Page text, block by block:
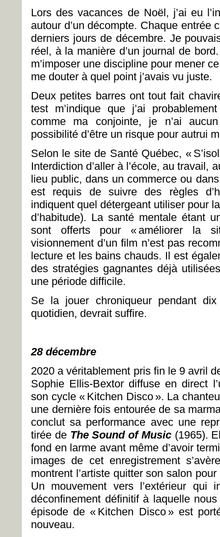
Lors des vacances de Noël, j’ai eu
autour d’un décompte. Chaque entrée
derniers jours de décembre. Je
réel, à la manière d’un journal de
m’imposer une discipline pour mener
me douter à quel point j’avais vu juste.
Deux petites barres ont tout fait
test m’indique que j’ai
comme ma conjointe, je n’ai
possibilité d’être un risque pour autrui
Selon le site de Santé Québec, «
Interdiction d’aller à l’école, au travail,
lieu public, dans un commerce ou
est requis de suivre des règles
indiquent quel détergeant utiliser pour
d’habitude). La santé mentale étant
sont offerts pour « améliorer la
visionnement d’un film n’est pas
lecture et les bains chauds. Il est
des stratégies gagnantes déjà
une période difficile.
Se la jouer chroniqueur pendant
quotidien, devrait suffire.
28 décembre
2020 a véritablement pris fin le 9 avril
Sophie Ellis-Bextor diffuse en direct
son cycle « Kitchen Disco ». La
une dernière fois entourée de sa
conclut sa performance avec une
tirée de The Sound of Music (1965).
fond en larme avant même d’avoir
images de cet enregistrement
montrent l’artiste quitter son salon
Un mouvement vers l’extérieur qui
déconfinement définitif à laquelle
épisode de « Kitchen Disco » est
nouveau.